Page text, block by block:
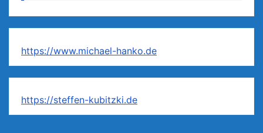
https://www.michael-hanko.de
https://steffen-kubitzki.de